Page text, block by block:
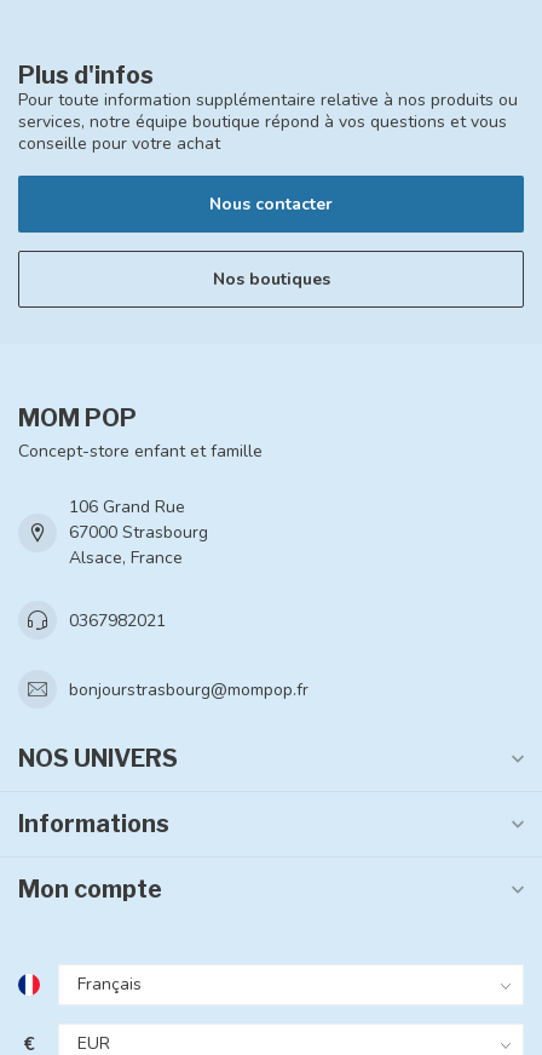
Plus d'infos
Pour toute information supplémentaire relative à nos produits ou
services, notre équipe boutique répond à vos questions et vous
conseille pour votre achat
Nous contacter
Nos boutiques
MOM POP
Concept-store enfant et famille
106 Grand Rue
67000 Strasbourg
Alsace, France
0367982021
bonjourstrasbourg@mompop.fr
NOS UNIVERS
Informations
Mon compte
€